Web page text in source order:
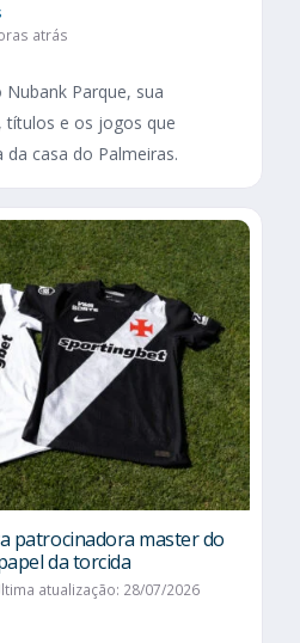
atrás
Parque, sua
títulos e os jogos que
casa do Palmeiras.
patrocinadora master do
da torcida
atualização: 28/07/2026